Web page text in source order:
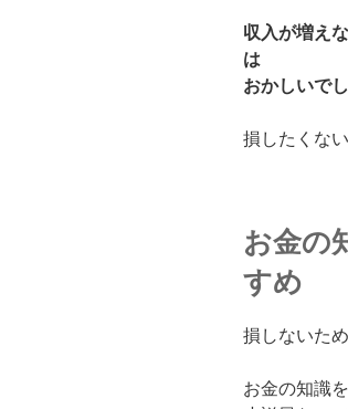
収入が増え
は
おかしいで
損したくな
お金の
すめ
損しないた
お金の知識